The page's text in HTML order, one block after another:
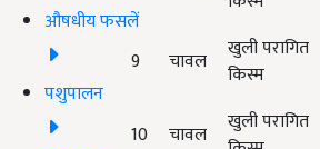
औषधीय फसलें
पशुपालन
9 चावल
खुली परागित
किस्म
10 चावल
खुली परागित